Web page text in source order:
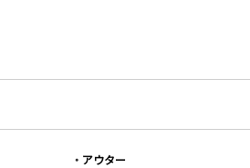
アウター